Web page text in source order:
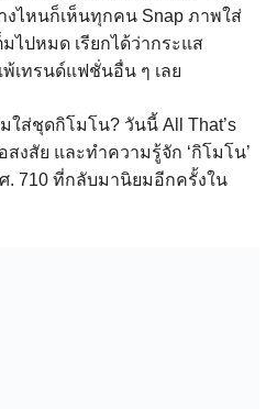
งไหนก็เห็นทุกคน Snap ภาพใส่
ไปหมด เรียกได้ว่ากระแส
เทรนด์แฟชั่นอื่น ๆ เลย
ส่ชุดกิโมโน? วันนี้ All That’s
งสัย และทำความรู้จัก ‘กิโมโน’
710 ที่กลับมานิยมอีกครั้งใน